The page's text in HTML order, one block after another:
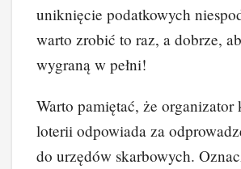
uniknięcie podatkowych
warto zrobić to raz, a dobrze,
wygraną w pełni!
Warto pamiętać, że organizator
loterii odpowiada za
do urzędów skarbowych.